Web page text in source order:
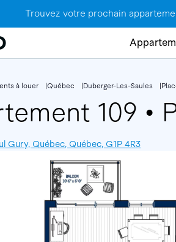
Trouvez votre prochain
à louer Québec Duberger-Les-Saules
109 •
Gury, Québec, Québec, G1P 4R3